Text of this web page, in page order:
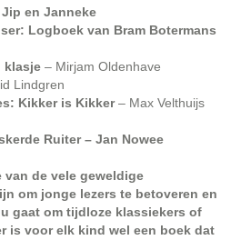
Jip en Janneke
Logboek van Bram Botermans
klasje – Mirjam Oldenhave
Lindgren
Kikker is Kikker– Max Velthuijs
Ruiter– Jan Nowee
de vele geweldige
om jonge lezers te betoveren en
gaat om tijdloze klassiekers of
is voor elk kind wel een boek dat